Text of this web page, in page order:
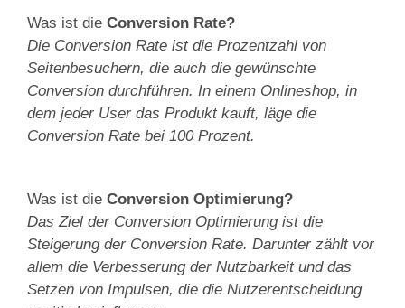
Was ist die Conversion Rate?
Die Conversion Rate ist die Prozentzahl von
Seitenbesuchern, die auch die gewünschte
Conversion durchführen. In einem Onlineshop, in
dem jeder User das Produkt kauft, läge die
Conversion Rate bei 100 Prozent.
Was ist die Conversion Optimierung?
Das Ziel der Conversion Optimierung ist die
Steigerung der Conversion Rate. Darunter zählt vor
allem die Verbesserung der Nutzbarkeit und das
Setzen von Impulsen, die die Nutzerentscheidung